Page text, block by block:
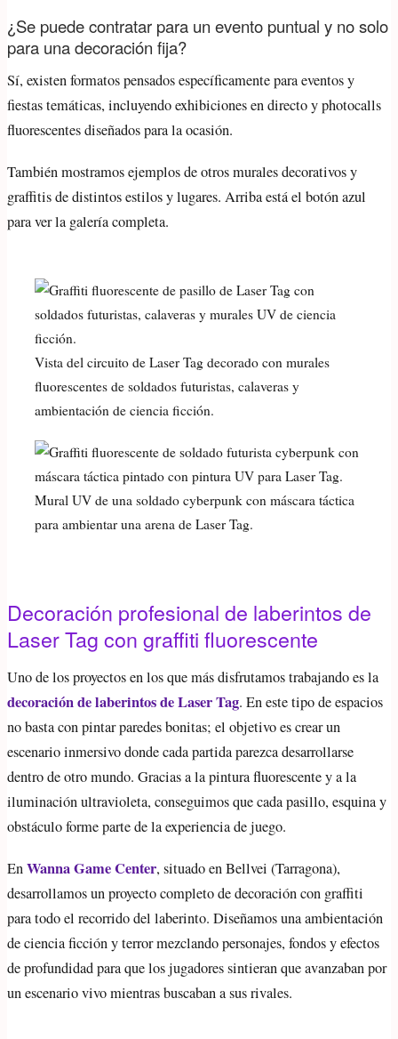
¿Se puede contratar para un evento puntual y no solo
para una decoración fija?
Sí, existen formatos pensados específicamente para eventos y
fiestas temáticas, incluyendo exhibiciones en directo y photocalls
fluorescentes diseñados para la ocasión.
También mostramos ejemplos de otros murales decorativos y
graffitis de distintos estilos y lugares. Arriba está el botón azul
para ver la galería completa.
Vista del circuito de Laser Tag decorado con murales
fluorescentes de soldados futuristas, calaveras y
ambientación de ciencia ficción.
Mural UV de una soldado cyberpunk con máscara táctica
para ambientar una arena de Laser Tag.
Decoración profesional de laberintos de
Laser Tag con graffiti fluorescente
Uno de los proyectos en los que más disfrutamos trabajando es la
decoración de laberintos de Laser Tag. En este tipo de espacios
no basta con pintar paredes bonitas; el objetivo es crear un
escenario inmersivo donde cada partida parezca desarrollarse
dentro de otro mundo. Gracias a la pintura fluorescente y a la
iluminación ultravioleta, conseguimos que cada pasillo, esquina y
obstáculo forme parte de la experiencia de juego.
EnWanna Game Center, situado en Bellvei (Tarragona),
desarrollamos un proyecto completo de decoración con graffiti
para todo el recorrido del laberinto. Diseñamos una ambientación
de ciencia ficción y terror mezclando personajes, fondos y efectos
de profundidad para que los jugadores sintieran que avanzaban por
un escenario vivo mientras buscaban a sus rivales.